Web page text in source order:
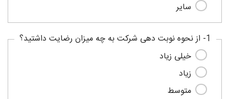
سایر
1- از نحوه نوبت دهی شرکت به چه میزان رضایت داشتید؟
خیلی زیاد
زیاد
متوسط